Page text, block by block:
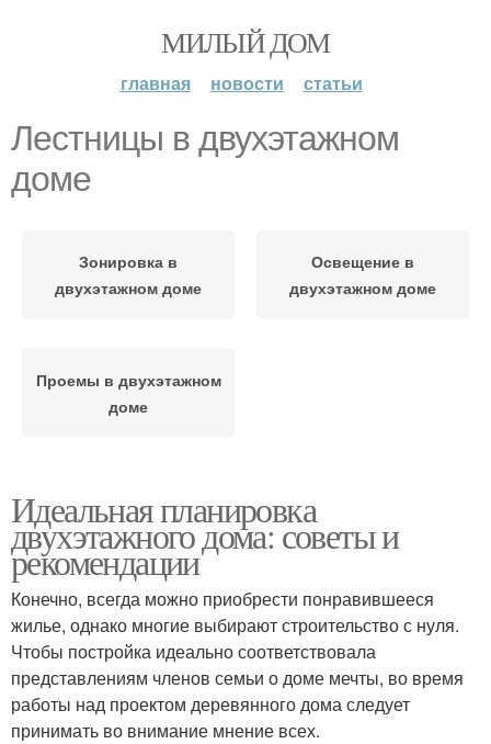
МИЛЫЙ ДОМ
главная новости статьи
Лестницы в двухэтажном
доме
Зонировка в
двухэтажном доме
Освещение в
двухэтажном доме
Проемы в двухэтажном
доме
Идеальная планировка
двухэтажного дома: советы и
рекомендации
Конечно, всегда можно приобрести понравившееся
жилье, однако многие выбирают строительство с нуля.
Чтобы постройка идеально соответствовала
представлениям членов семьи о доме мечты, во время
работы над проектом деревянного дома следует
принимать во внимание мнение всех.